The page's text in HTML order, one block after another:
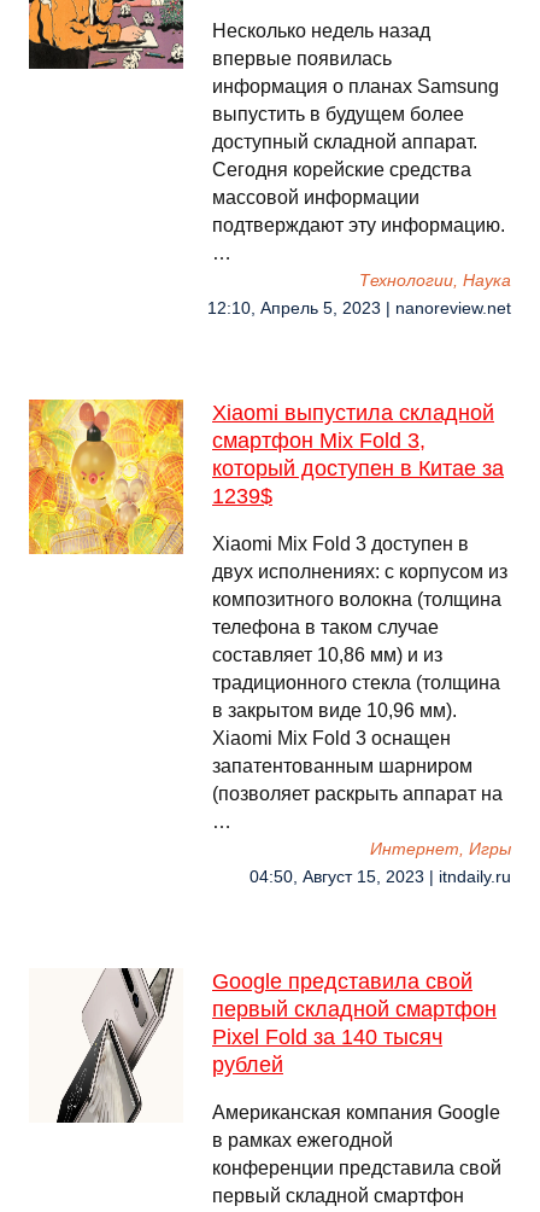
Несколько недель назад
впервые появилась
информация о планах Samsung
выпустить в будущем более
доступный складной аппарат.
Сегодня корейские средства
массовой информации
подтверждают эту информацию.
…
Технологии, Наука
12:10, Апрель 5, 2023 | nanoreview.net
Xiaomi выпустила складной
смартфон Mix Fold 3,
который доступен в Китае за
1239$
Xiaomi Mix Fold 3 доступен в
двух исполнениях: с корпусом из
композитного волокна (толщина
телефона в таком случае
составляет 10,86 мм) и из
традиционного стекла (толщина
в закрытом виде 10,96 мм).
Xiaomi Mix Fold 3 оснащен
запатентованным шарниром
(позволяет раскрыть аппарат на
…
Интернет, Игры
04:50, Август 15, 2023 | itndaily.ru
Google представила свой
первый складной смартфон
Pixel Fold за 140 тысяч
рублей
Американская компания Google
в рамках ежегодной
конференции представила свой
первый складной смартфон